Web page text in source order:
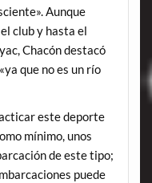
Aunque
club y hasta el
Chacón destacó
que no es un río
este deporte
mínimo, unos
de este tipo;
puede